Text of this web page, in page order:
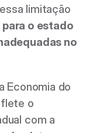
limitação
o estado
no
Economia do
o
com a